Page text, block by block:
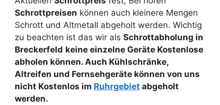
Schrottpreisen können auch kleinere Mengen
Schrott und Altmetall abgeholt werden. Wichtig
zu beachten ist das wir als Schrottabholung in
Breckerfeld keine einzelne Geräte Kostenlose
abholen können. Auch Kühlschränke,
Altreifen und Fernsehgeräte können von uns
nicht Kostenlos im Ruhrgebiet abgeholt
werden.